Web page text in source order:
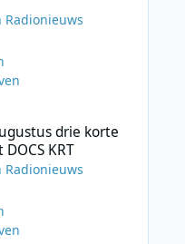
Radionieuws
drie korte
KRT
Radionieuws